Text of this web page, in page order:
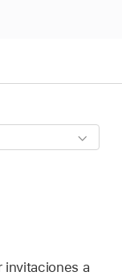
invitaciones a